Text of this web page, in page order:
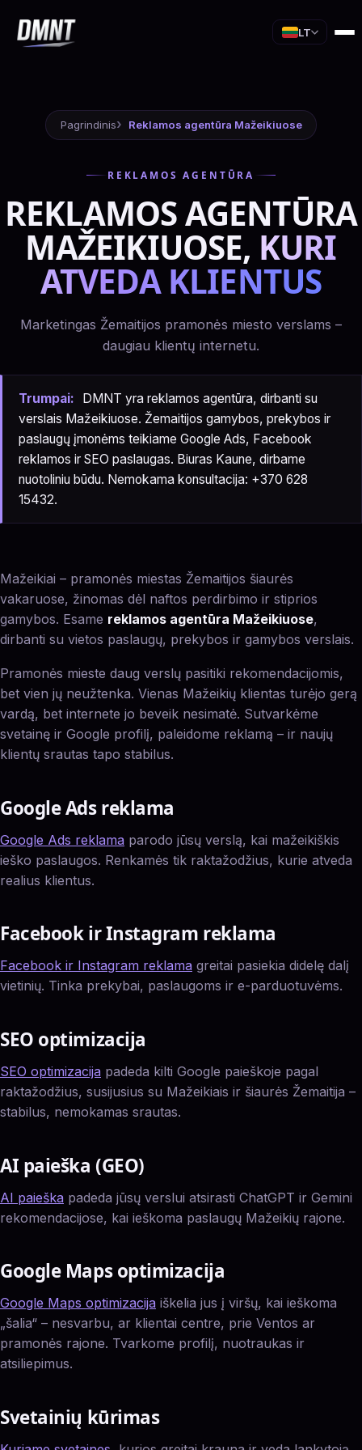
LT
Pagrindinis Reklamos agentūra Mažeikiuose
REKLAMOS AGENTŪRA
REKLAMOS AGENTŪRA
MAŽEIKIUOSE, KURI
ATVEDA KLIENTUS
Marketingas Žemaitijos pramonės miesto verslams –
daugiau klientų internetu.
Trumpai:
DMNT yra reklamos agentūra, dirbanti su
verslais Mažeikiuose. Žemaitijos gamybos, prekybos ir
paslaugų įmonėms teikiame Google Ads, Facebook
reklamos ir SEO paslaugas. Biuras Kaune, dirbame
nuotoliniu būdu. Nemokama konsultacija: +370 628
15432.
Mažeikiai – pramonės miestas Žemaitijos šiaurės
vakaruose, žinomas dėl naftos perdirbimo ir stiprios
gamybos. Esame reklamos agentūra Mažeikiuose,
dirbanti su vietos paslaugų, prekybos ir gamybos verslais.
Pramonės mieste daug verslų pasitiki rekomendacijomis,
bet vien jų neužtenka. Vienas Mažeikių klientas turėjo gerą
vardą, bet internete jo beveik nesimatė. Sutvarkėme
svetainę ir Google profilį, paleidome reklamą – ir naujų
klientų srautas tapo stabilus.
Google Ads reklama
Google Ads reklama parodo jūsų verslą, kai mažeikiškis
ieško paslaugos. Renkamės tik raktažodžius, kurie atveda
realius klientus.
Facebook ir Instagram reklama
Facebook ir Instagram reklama greitai pasiekia didelę dalį
vietinių. Tinka prekybai, paslaugoms ir e-parduotuvėms.
SEO optimizacija
SEO optimizacija padeda kilti Google paieškoje pagal
raktažodžius, susijusius su Mažeikiais ir šiaurės Žemaitija –
stabilus, nemokamas srautas.
AI paieška (GEO)
AI paieška padeda jūsų verslui atsirasti ChatGPT ir Gemini
rekomendacijose, kai ieškoma paslaugų Mažeikių rajone.
Google Maps optimizacija
Google Maps optimizacija iškelia jus į viršų, kai ieškoma
„šalia“ – nesvarbu, ar klientai centre, prie Ventos ar
pramonės rajone. Tvarkome profilį, nuotraukas ir
atsiliepimus.
Svetainių kūrimas